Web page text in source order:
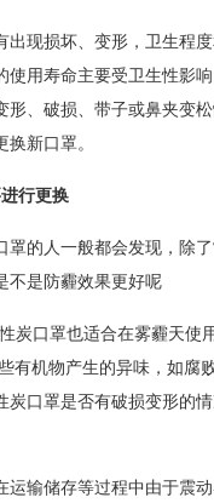
现损坏、变形，卫生程度
使用寿命主要受卫生性影
形、破损、带子或鼻夹变
新口罩。
行更换
的人一般都会发现，除了
不是防霾效果更好呢
口罩也适合在雾霾天使
有机物产生的异味，如腐
炭口罩是否有破损变形的
输储存等过程中由于震动